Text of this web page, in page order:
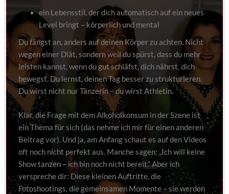
ein Lebensstil, der dich automatisch auf ein neues
Level bringt – körperlich und mental
Du fängst an, anders auf deinen Körper zu achten. Nicht
wegen einer Diät, sondern weil du spürst, dass du mehr
leisten kannst, wenn du gut schläfst, dich nährst, dich
bewegst. Du lernst, deinen Tag besser zu strukturieren.
Du wirst nicht nur Tänzerin – du wirst Athletin.
Klar, die Frage mit dem Alkoholkonsum in der Szene ist
ein Thema für sich (das nehme ich mir für einen anderen
Beitrag vor). Und ja, am Anfang schaut es auf den Videos
oft noch nicht perfekt aus. Manche sagen: „Ich will keine
Show tanzen – ich bin noch nicht bereit.“ Aber ich
verspreche dir: Diese kleinen Auftritte, die
Fotoshootings, die gemeinsamen Momente – sie werden